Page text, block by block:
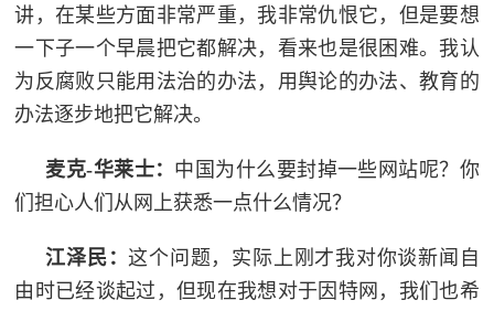
讲，在某些方面非常严重，我非常仇恨它，但是要想
一下子一个早晨把它都解决，看来也是很困难。我认
为反腐败只能用法治的办法，用舆论的办法、教育的
办法逐步地把它解决。
麦克-华莱士： 中国为什么要封掉一些网站呢？你
们担心人们从网上获悉一点什么情况？
江泽民：这个问题，实际上刚才我对你谈新闻自
由时已经谈起过，但现在我想对于因特网，我们也希